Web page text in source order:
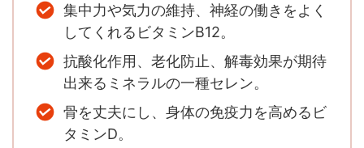
集中力や気力の維持、神経の働きをよく
してくれるビタミンB12。
抗酸化作用、老化防止、解毒効果が期待
出来るミネラルの一種セレン。
骨を丈夫にし、身体の免疫力を高めるビ
タミンD。